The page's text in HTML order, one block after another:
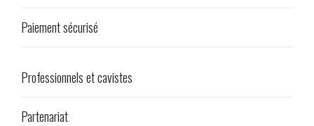
Paiement sécurisé
Professionnels et cavistes
Partenariat